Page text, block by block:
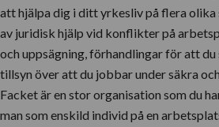
att hjälpa dig i ditt yrkesliv på flera olika
av juridisk hjälp vid konflikter på
och uppsägning, förhandlingar för att
tillsyn över att du jobbar under säkra
Facket är en stor organisation som du
man som enskild individ på en